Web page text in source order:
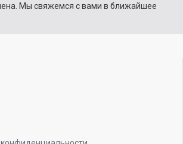
Мы свяжемся с вами в ближайшее